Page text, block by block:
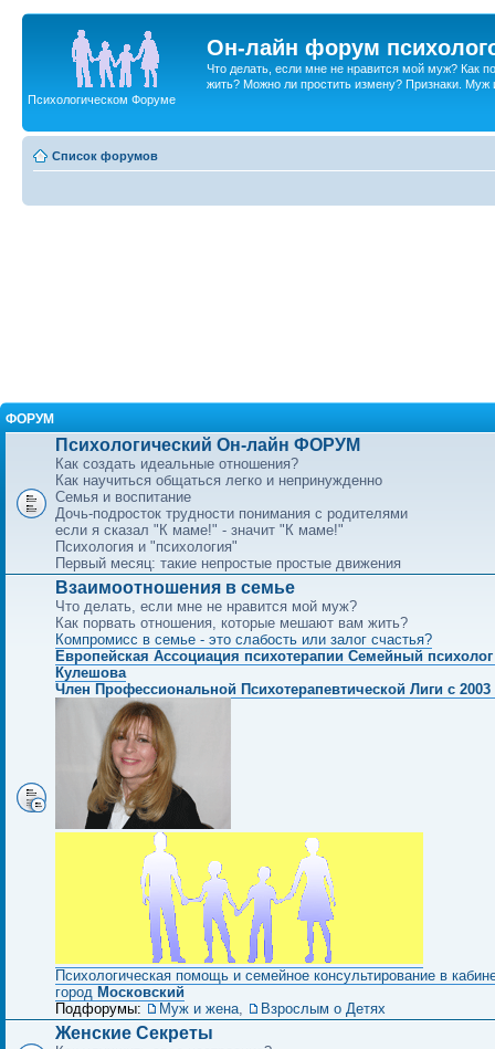
Он-лайн форум
Что делать, если мне не нравится мой муж? Как
жить? Можно ли простить измену? Признаки. Муж
Психологическом Форуме
Список форумов
ФОРУМ
Психологический Он-лайн ФОРУМ
Как создать идеальные отношения?
Как научиться общаться легко и непринужденно
Семья и воспитание
Дочь-подросток трудности понимания с родителями
если я сказал "К маме!" - значит "К маме!"
Психология и "психология"
Первый месяц: такие непростые простые движения
Взаимоотношения в семье
Что делать, если мне не нравится мой муж?
Как порвать отношения, которые мешают вам жить?
Компромисс в семье - это слабость или залог счастья?
Европейская Ассоциация психотерапии Семейный
Кулешова
Член Профессиональной Психотерапевтической Лиги с 2003
Психологическая помощь и семейное консультирование в
город Московский
Подфорумы:
Муж и жена, Взрослым о Детях
Женские Секреты